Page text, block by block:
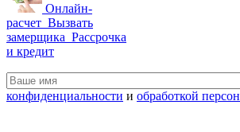
Онлайн-
расчет Вызвать
замерщика Рассрочка
и кредит
конфиденциальности и обработкой